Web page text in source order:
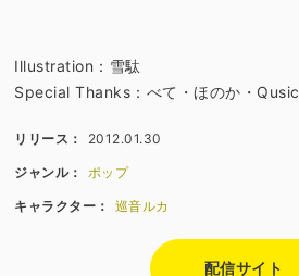
Illustration：雪駄
Special Thanks：べて・ほのか・Qusic
リリース： 2012.01.30
ジャンル： ポップ
キャラクター： 巡音ルカ
配信サイト